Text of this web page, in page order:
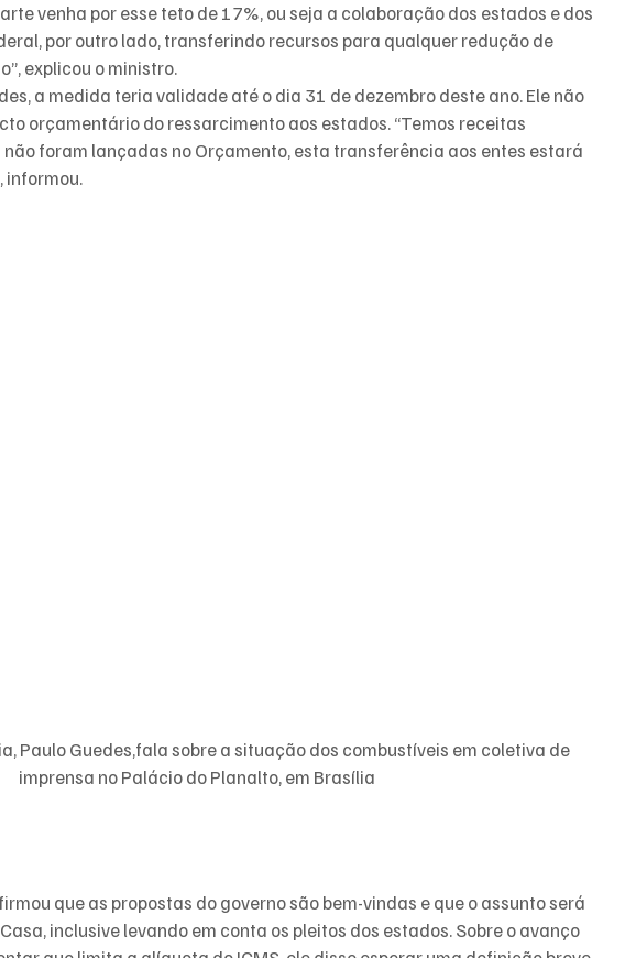
venha por esse teto de 17%, ou seja a colaboração dos estados e dos
por outro lado, transferindo recursos para qualquer redução de
explicou o ministro.
a medida teria validade até o dia 31 de dezembro deste ano. Ele não
orçamentário do ressarcimento aos estados. “Temos receitas
foram lançadas no Orçamento, esta transferência aos entes estará
informou.
Paulo Guedes,fala sobre a situação dos combustíveis em coletiva de
imprensa no Palácio do Planalto, em Brasília
que as propostas do governo são bem-vindas e que o assunto será
inclusive levando em conta os pleitos dos estados. Sobre o avanço